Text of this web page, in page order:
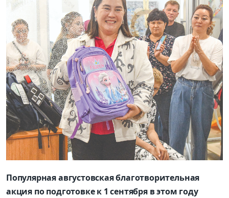
Популярная августовская благотворительная
акция по подготовке к 1 сентября в этом году